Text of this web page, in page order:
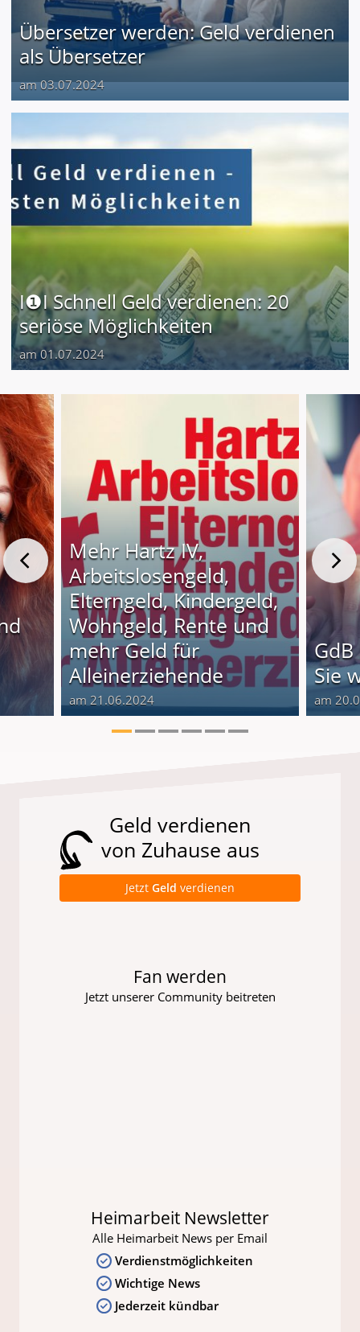
Übersetzer werden: Geld verdienen
als Übersetzer
am 03.07.2024
I❶I Schnell Geld verdienen: 20
seriöse Möglichkeiten
am 01.07.2024
Mehr Hartz IV,
Arbeitslosengeld,
Elterngeld, Kindergeld,
Wohngeld, Rente und
mehr Geld für
Alleinerziehende
am 21.06.2024
Sie
am
Geld verdienen
von Zuhause aus
Jetzt Geld verdienen
Fan werden
Jetzt unserer Community beitreten
Heimarbeit Newsletter
Alle Heimarbeit News per Email
Verdienstmöglichkeiten
Wichtige News
Jederzeit kündbar